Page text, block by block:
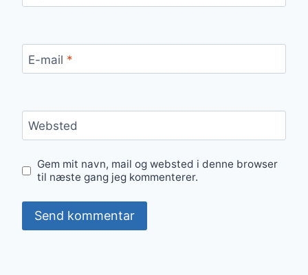
E-mail *
Websted
Gem mit navn, mail og websted i denne browser
til næste gang jeg kommenterer.